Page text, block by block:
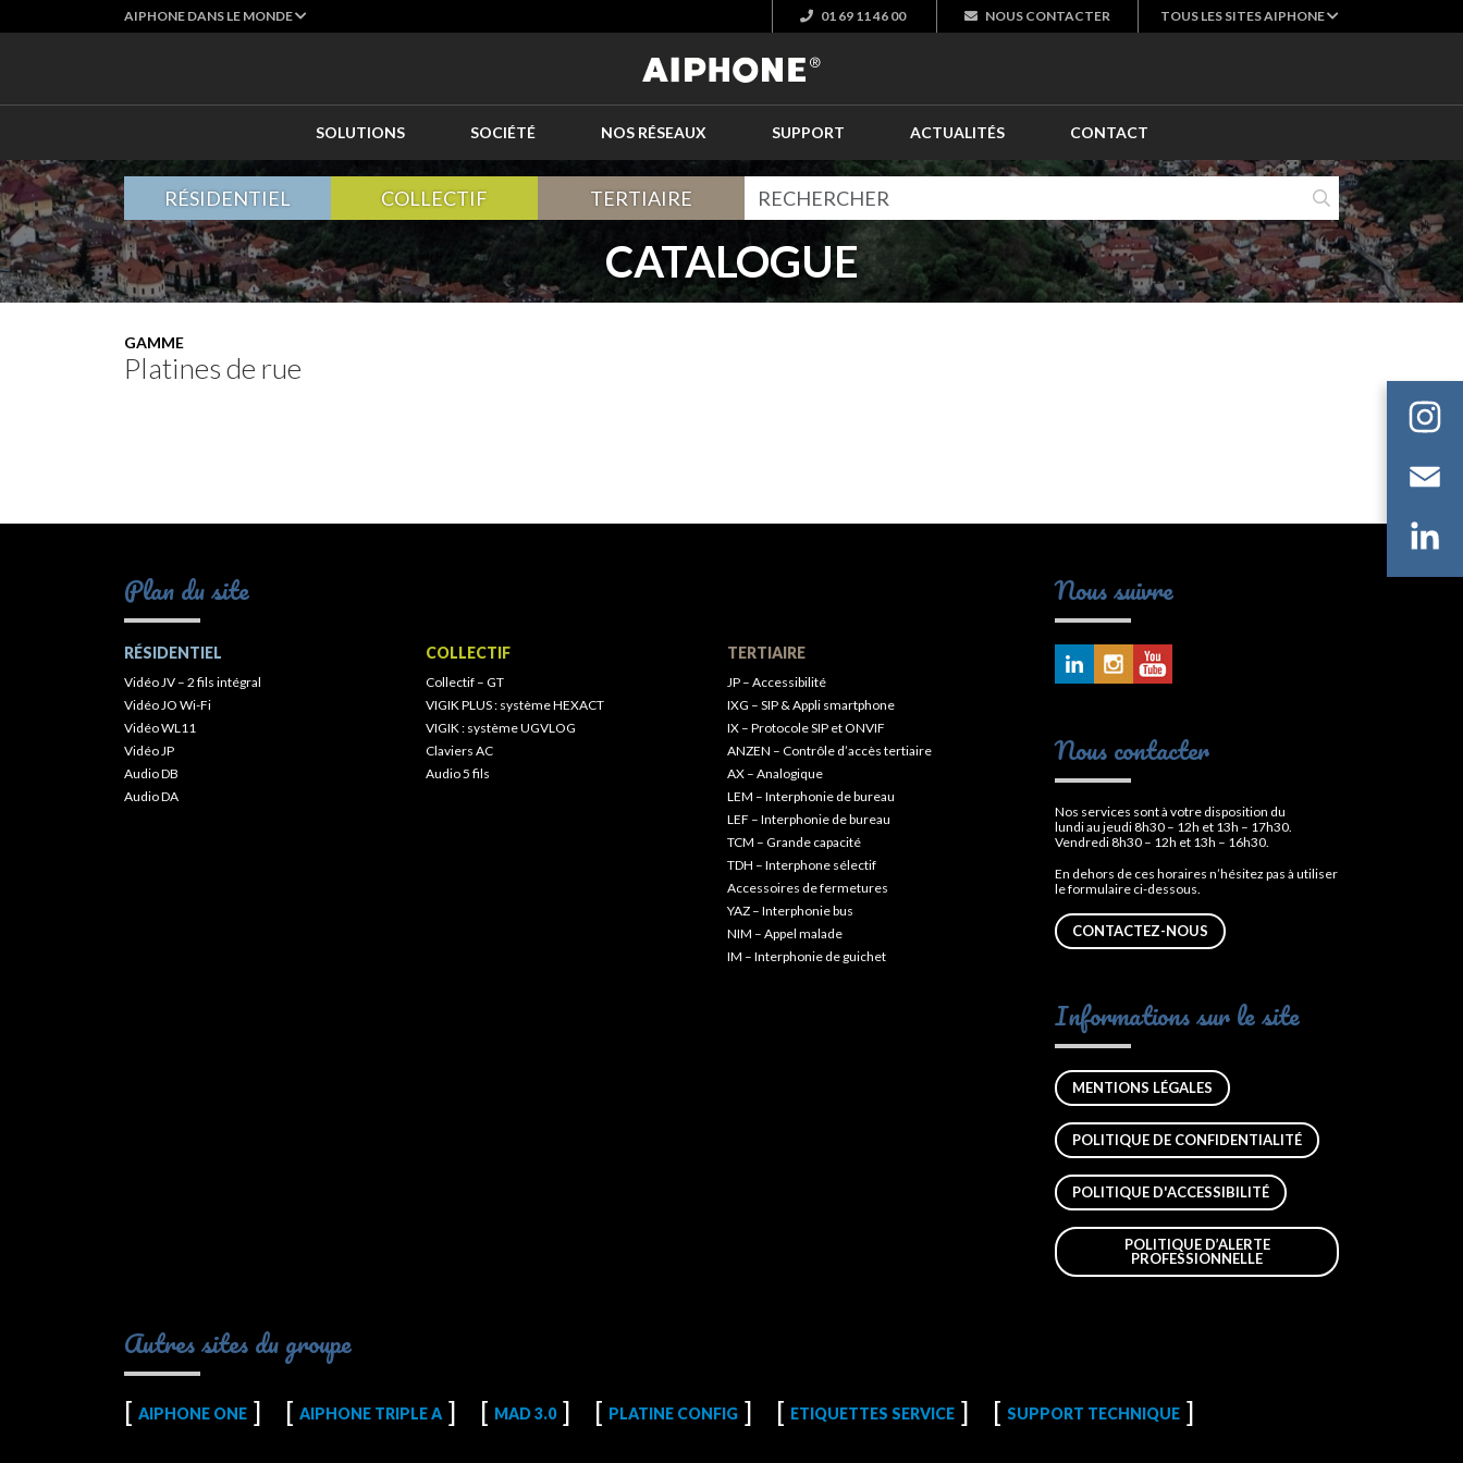
AIPHONE DANS LE MONDE 01 69 11 46 00 NOUS CONTACTER TOUS LES SITES AIPHONE
SOLUTIONS SOCIÉTÉ NOS RÉSEAUX SUPPORT ACTUALITÉS CONTACT
RÉSIDENTIEL COLLECTIF TERTIAIRE
CATALOGUE
GAMME
Platines de rue
Plan du site
RÉSIDENTIEL
Vidéo JV – 2 fils intégral
Vidéo JO Wi-Fi
Vidéo WL11
Vidéo JP
Audio DB
Audio DA
COLLECTIF
Collectif – GT
VIGIK PLUS : système HEXACT
VIGIK : système UGVLOG
Claviers AC
Audio 5 fils
TERTIAIRE
JP – Accessibilité
IXG – SIP & Appli smartphone
IX – Protocole SIP et ONVIF
ANZEN – Contrôle d’accès tertiaire
AX – Analogique
LEM – Interphonie de bureau
LEF – Interphonie de bureau
TCM – Grande capacité
TDH – Interphone sélectif
Accessoires de fermetures
YAZ – Interphonie bus
NIM – Appel malade
IM – Interphonie de guichet
Nous suivre
Nous contacter
Nos services sont à votre disposition du
lundi au jeudi 8h30 – 12h et 13h – 17h30.
Vendredi 8h30 – 12h et 13h – 16h30.
En dehors de ces horaires n’hésitez pas à utiliser
le formulaire ci-dessous.
CONTACTEZ-NOUS
Informations sur le site
MENTIONS LÉGALES
POLITIQUE DE CONFIDENTIALITÉ
POLITIQUE D'ACCESSIBILITÉ
POLITIQUE D’ALERTE
PROFESSIONNELLE
Autres sites du groupe
AIPHONE ONE AIPHONE TRIPLE A MAD 3.0 PLATINE CONFIG ETIQUETTES SERVICE SUPPORT TECHNIQUE